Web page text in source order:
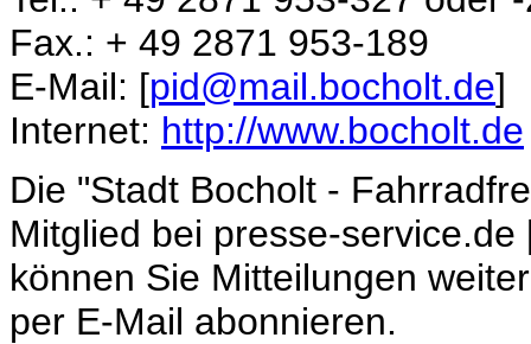
Fax.: + 49 2871 953-189
E-Mail: [pid@mail.bocholt.de]
Internet: http://www.bocholt.de
Die "Stadt Bocholt -
Mitglied bei presse-service.de
können Sie Mitteilungen
per E-Mail abonnieren.